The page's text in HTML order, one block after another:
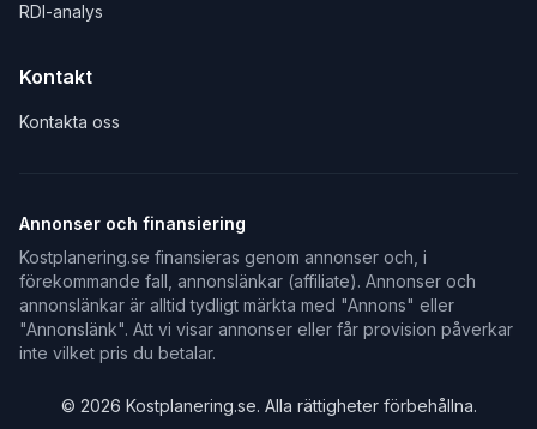
RDI-analys
Kontakt
Kontakta oss
Annonser och finansiering
Kostplanering.se finansieras genom annonser och, i
förekommande fall, annonslänkar (affiliate). Annonser och
annonslänkar är alltid tydligt märkta med "Annons" eller
"Annonslänk". Att vi visar annonser eller får provision påverkar
inte vilket pris du betalar.
© 2026 Kostplanering.se. Alla rättigheter förbehållna.